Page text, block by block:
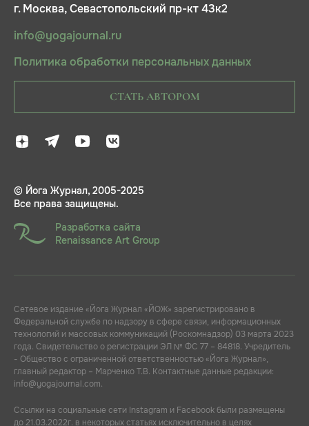
г. Москва, Севастопольский пр-кт 43к2
info@yogajournal.ru
Политика обработки персональных данных
СТАТЬ АВТОРОМ
© Йога Журнал, 2005-2025
Все права защищены.
Разработка сайта
Renaissance Art Group
Сетевое издание «Йога Журнал «ЙОЖ» зарегистрировано в
Федеральной службе по надзору в сфере связи, информационных
технологий и массовых коммуникаций (Роскомнадзор) 03 марта 2023
года. Свидетельство о регистрации ЭЛ № ФС 77 – 84818. Учредитель
- Общество с ограниченной ответственностью «Йога Журнал»,
главный редактор – Марченко Т.В. Контактные данные редакции:
info@yogajournal.com.
Ссылки на социальные сети Instagram и Facebook были размещены
до 21.03.2022г. в некоторых статьях исключительно в целях